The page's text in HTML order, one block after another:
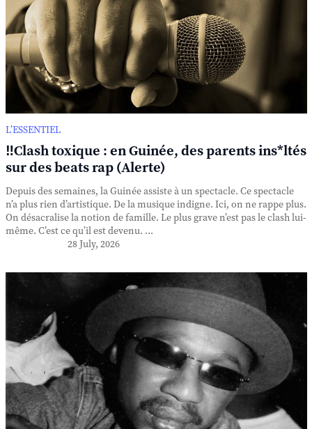
L’ESSENTIEL
‼️Clash toxique : en Guinée, des parents ins*ltés
sur des beats rap (Alerte)
Depuis des semaines, la Guinée assiste à un spectacle. Ce spectacle
n’a plus rien d’artistique. De la musique indigne. Ici, on ne rappe plus.
On désacralise la notion de famille. Le plus grave n’est pas le clash lui-
même. C’est ce qu’il est devenu. ...
28 July, 2026